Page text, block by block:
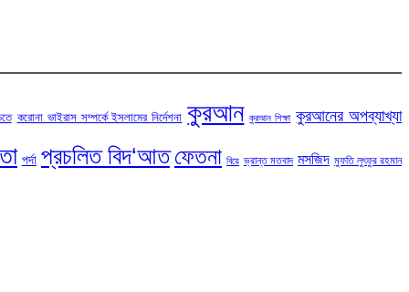
করোনা ভাইরাস সম্পর্কে ইসলামের নির্দেশনা কুরআন কুরআন শিক্ষা কুরআনের অপব্যাখ্যা
পর্দা প্রচলিত বিদ‘আত ফেতনা বিয়ে ভ্রান্ত মতবাদ মসজিদ মুফতি লুৎফুর রহমান